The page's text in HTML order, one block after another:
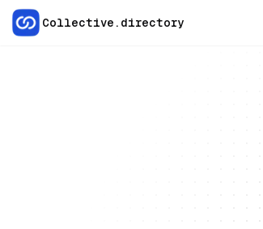
Collective.directory